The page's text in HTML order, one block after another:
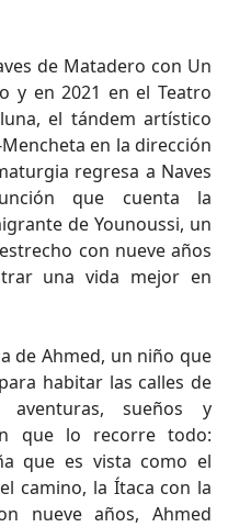
de Matadero con Un
y en 2021 en el Teatro
el tándem artístico
en la dirección
regresa a Naves
que cuenta la
de Younoussi, un
con nueve años
una vida mejor en
de Ahmed, un niño que
habitar las calles de
aventuras, sueños y
que lo recorre todo:
que es vista como el
camino, la Ítaca con la
nueve años, Ahmed